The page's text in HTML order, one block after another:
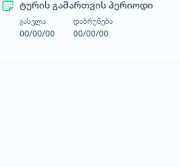
ტურის გამართვის პერიოდი
გასვლა
00/00/00
დაბრუნება
00/00/00